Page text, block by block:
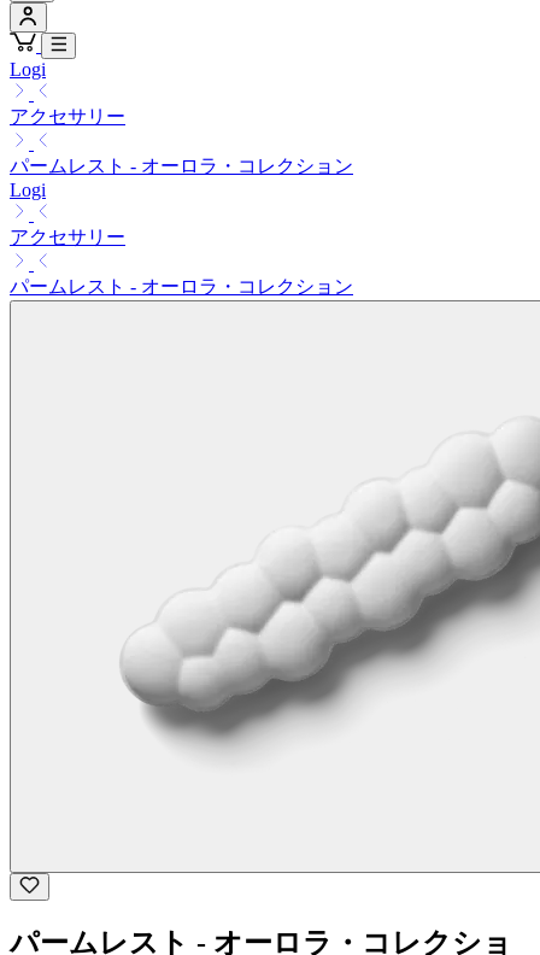
Logi
アクセサリー
パームレスト - オーロラ・コレクション
Logi
アクセサリー
パームレスト - オーロラ・コレクション
パームレスト - オーロラ・コレクショ